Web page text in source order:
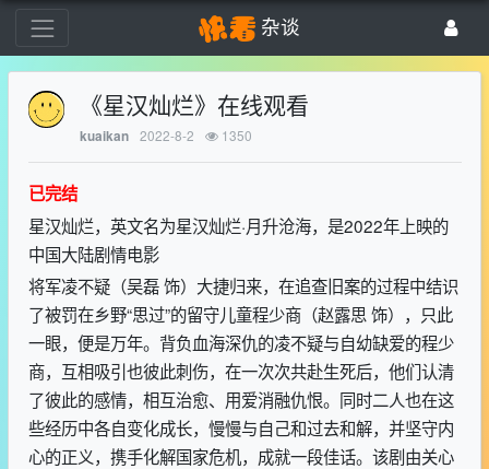
杂谈
《星汉灿烂》在线观看
kuaikan 2022-8-2 1350
已完结
星汉灿烂，英文名为星汉灿烂·月升沧海，是2022年上映的
中国大陆剧情电影
将军凌不疑（吴磊 饰）大捷归来，在追查旧案的过程中结识
了被罚在乡野“思过”的留守儿童程少商（赵露思 饰），只此
一眼，便是万年。背负血海深仇的凌不疑与自幼缺爱的程少
商，互相吸引也彼此刺伤，在一次次共赴生死后，他们认清
了彼此的感情，相互治愈、用爱消融仇恨。同时二人也在这
些经历中各自变化成长，慢慢与自己和过去和解，并坚守内
心的正义，携手化解国家危机，成就一段佳话。该剧由关心